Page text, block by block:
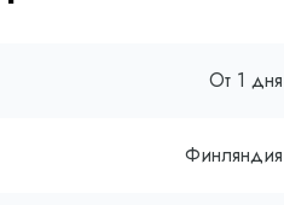
От 1 дня
Финляндия